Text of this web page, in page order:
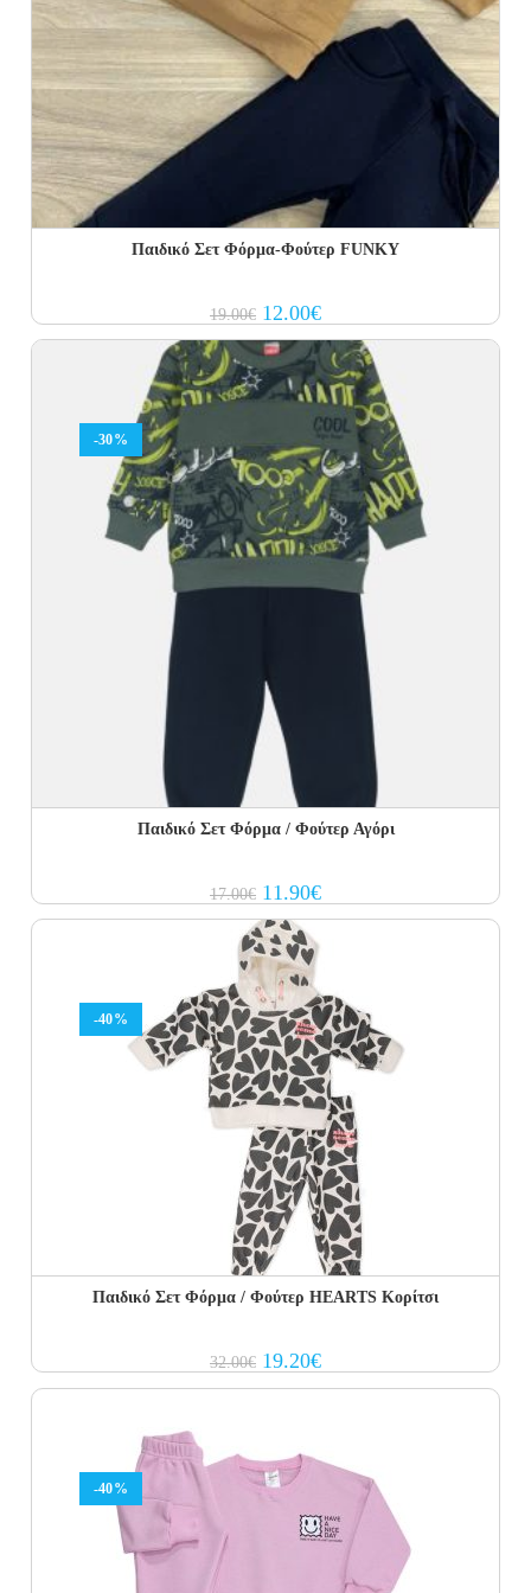
Παιδικό Σετ Φόρμα-Φούτερ FUNKY
19.00€ Original
price
was:
19.00€.
12.00€Current
price
is:
12.00€.
-30%
Παιδικό Σετ Φόρμα / Φούτερ Αγόρι
17.00€ Original
price
was:
17.00€.
11.90€Current
price
is:
-40%
Παιδικό Σετ Φόρμα / Φούτερ HEARTS Κορίτσι
32.00€ Original
price
was:
19.20€Current
price
is:
-40%